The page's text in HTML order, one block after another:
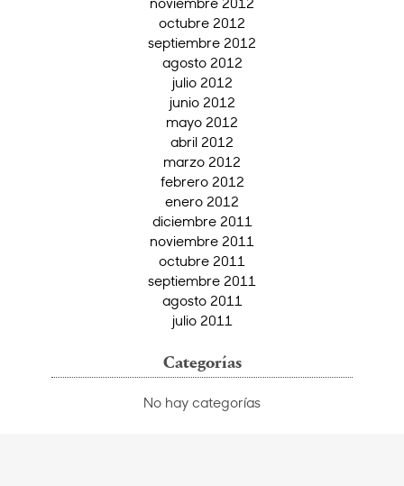
octubre 2012
septiembre 2012
agosto 2012
julio 2012
junio 2012
mayo 2012
abril 2012
marzo 2012
febrero 2012
enero 2012
diciembre 2011
noviembre 2011
octubre 2011
septiembre 2011
agosto 2011
julio 2011
Categorías
No hay categorías